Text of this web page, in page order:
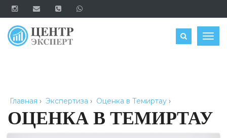
ОЦЕНИТЬ
Главная › Экспертиза › Оценка в Темиртау ›
ОЦЕНКА В ТЕМИРТАУ